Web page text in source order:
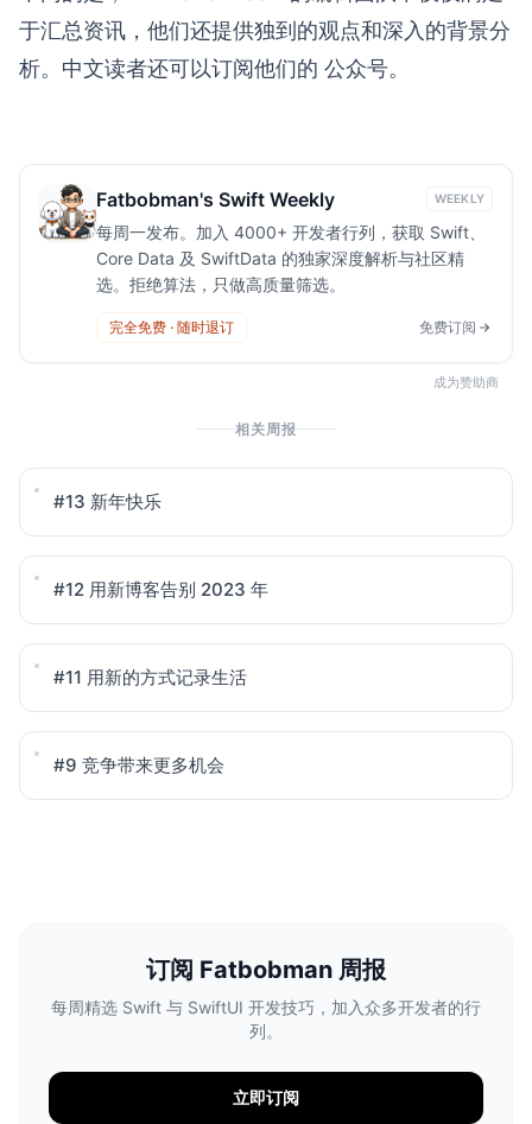
于汇总资讯，他们还提供独到的观点和深入的背景分
析。中文读者还可以订阅他们的 公众号。
Fatbobman's Swift Weekly WEEKLY
每周一发布。加入 4000+ 开发者行列，获取 Swift、
Core Data 及 SwiftData 的独家深度解析与社区精
选。拒绝算法，只做高质量筛选。
完全免费 · 随时退订 免费订阅
成为赞助商
相关周报
#13 新年快乐
#12 用新博客告别 2023 年
#11 用新的方式记录生活
#9 竞争带来更多机会
订阅 Fatbobman 周报
每周精选 Swift 与 SwiftUI 开发技巧，加入众多开发者的行
列。
立即订阅